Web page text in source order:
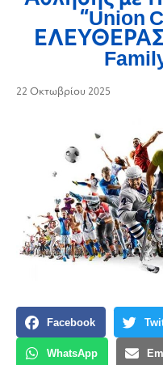
“Union
ΕΛΕΥΘΕΡΑΣ
22 Οκτωβρίου 2025
Facebook
WhatsApp